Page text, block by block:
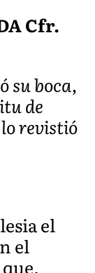
Cfr.
su boca,
de
revistió
el
el